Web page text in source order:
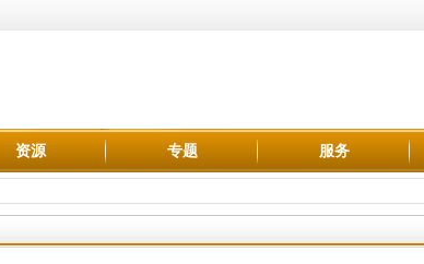
资源 专题 服务